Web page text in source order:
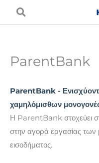
Μετάβαση
ParentBank
ParentBank -
χαμηλόμισθων
Η ParentBank στοχεύει
στην αγορά εργασίας των
εισοδήματος.